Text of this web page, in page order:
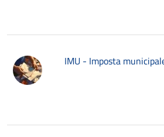
IMU - Imposta